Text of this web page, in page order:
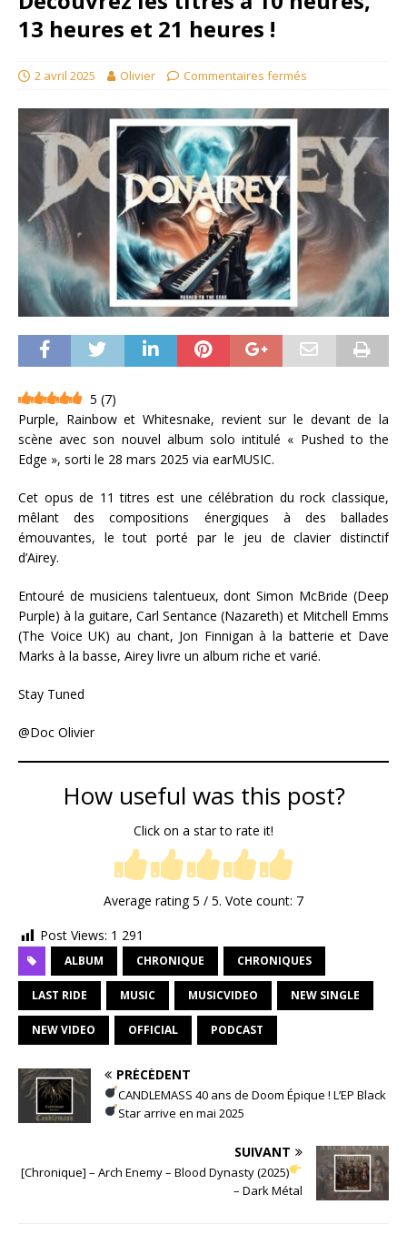
13 heures et 21 heures !
2 avril 2025 Olivier Commentaires fermés
5 (7)
Purple, Rainbow et Whitesnake, revient sur le devant de la
scène avec son nouvel album solo intitulé « Pushed to the
Edge », sorti le 28 mars 2025 via earMUSIC.
Cet opus de 11 titres est une célébration du rock classique,
mêlant des compositions énergiques à des ballades
émouvantes, le tout porté par le jeu de clavier distinctif
d’Airey.
Entouré de musiciens talentueux, dont Simon McBride (Deep
Purple) à la guitare, Carl Sentance (Nazareth) et Mitchell Emms
(The Voice UK) au chant, Jon Finnigan à la batterie et Dave
Marks à la basse, Airey livre un album riche et varié.
Stay Tuned
@Doc Olivier
How useful was this post?
Click on a star to rate it!
Average rating5 / 5. Vote count: 7
Post Views: 1 291
ALBUM CHRONIQUE CHRONIQUES
LAST RIDE MUSIC MUSICVIDEO NEW SINGLE
NEW VIDEO OFFICIAL PODCAST
PRÉCÉDENT
CANDLEMASS 40 ans de Doom Épique ! L’EP Black
Star arrive en mai 2025
SUIVANT
[Chronique] – Arch Enemy – Blood Dynasty (2025)
– Dark Métal